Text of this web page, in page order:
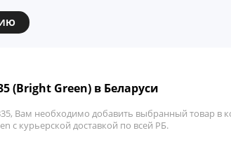
(Bright Green) в Беларуси
Вам необходимо добавить выбранный товар в
с курьерской доставкой по всей РБ.